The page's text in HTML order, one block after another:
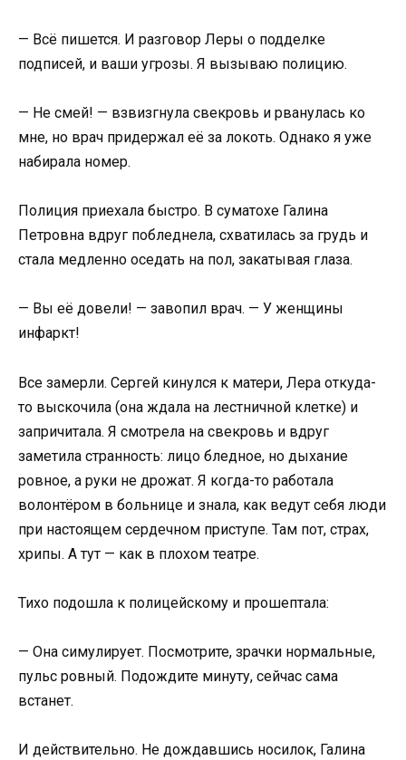
— Всё пишется. И разговор Леры о подделке
подписей, и ваши угрозы. Я вызываю полицию.
— Не смей! — взвизгнула свекровь и рванулась ко
мне, но врач придержал её за локоть. Однако я уже
набирала номер.
Полиция приехала быстро. В суматохе Галина
Петровна вдруг побледнела, схватилась за грудь и
стала медленно оседать на пол, закатывая глаза.
— Вы её довели! — завопил врач. — У женщины
инфаркт!
Все замерли. Сергей кинулся к матери, Лера откуда-
то выскочила (она ждала на лестничной клетке) и
запричитала. Я смотрела на свекровь и вдруг
заметила странность: лицо бледное, но дыхание
ровное, а руки не дрожат. Я когда-то работала
волонтёром в больнице и знала, как ведут себя люди
при настоящем сердечном приступе. Там пот, страх,
хрипы. А тут — как в плохом театре.
Тихо подошла к полицейскому и прошептала:
— Она симулирует. Посмотрите, зрачки нормальные,
пульс ровный. Подождите минуту, сейчас сама
встанет.
И действительно. Не дождавшись носилок, Галина